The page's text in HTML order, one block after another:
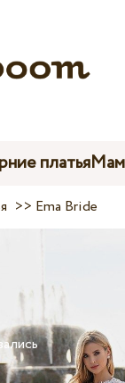
платья
>> Ema Bride
интересовались